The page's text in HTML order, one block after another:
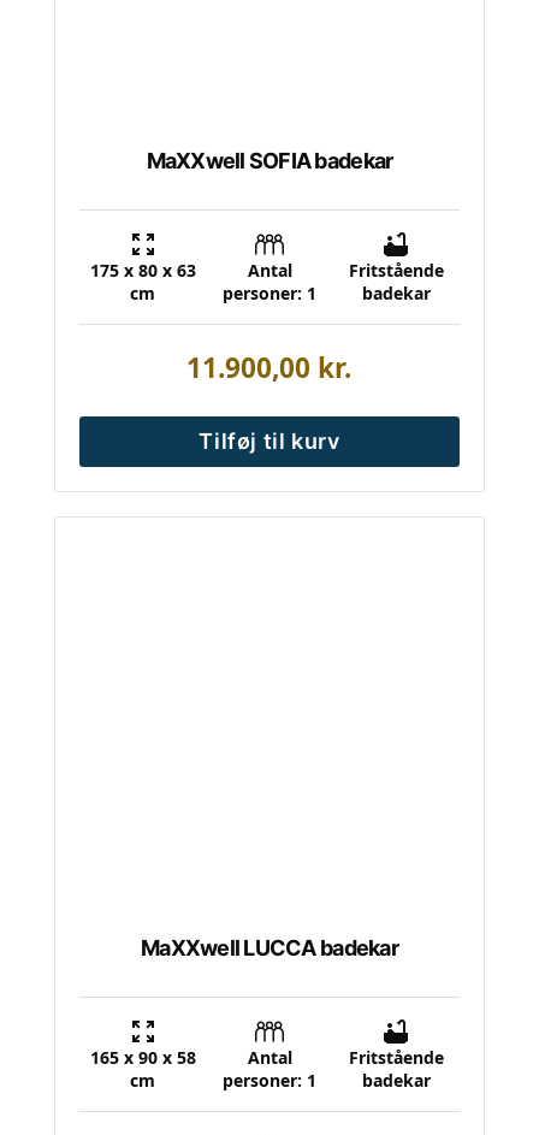
MaXXwell SOFIA badekar
175 x 80 x 63
cm
Antal
personer: 1
Fritstående
badekar
11.900,00 kr.
Tilføj til kurv
MaXXwell LUCCA badekar
165 x 90 x 58
cm
Antal
personer: 1
Fritstående
badekar